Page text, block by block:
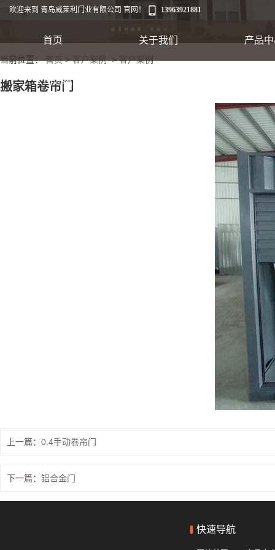
欢迎来到 青岛威莱利门业有限公司 官网！ 13963921881
首页 关于我们 产品
出口集装箱卷帘
翻板车库门
快速软帘门
快速堆积门
工业提升门
防火卷帘门
钢制防火门
公司环境
当前位置：首页>客户案例>客户案例
搬家箱卷帘门
上一篇： 0.4手动卷帘门
下一篇： 铝合金门
快速导航